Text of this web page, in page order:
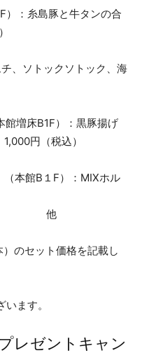
）：糸島豚と牛タンの合
、ソトックソトック、海
館増床B1F）：黒豚揚げ
円（税込）
（本館B１F）：MIXホル
のセット価格を記載し
ます。
レゼントキャン